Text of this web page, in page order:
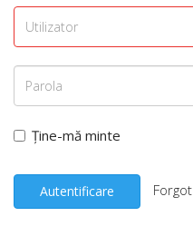
Ține-mă minte
Autentificare Forgot